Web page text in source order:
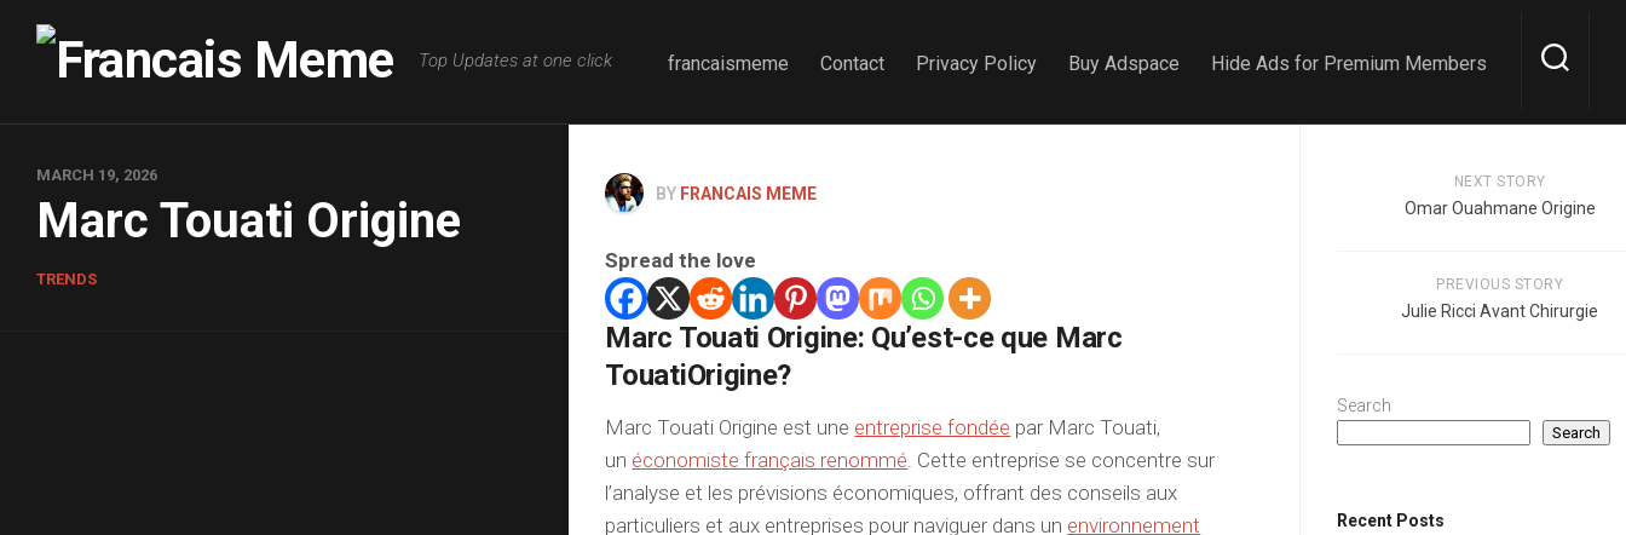
Top Updates at one click francaismeme Contact Privacy Policy Buy Adspace Hide Ads for Premium Members
MARCH 19, 2026
Marc Touati Origine
TRENDS
BY FRANCAIS MEME
Spread the love
Marc Touati Origine: Qu’est-ce que Marc
TouatiOrigine?
Marc Touati Origine est une entreprise fondée par Marc Touati,
un économiste français renommé. Cette entreprise se concentre sur
l’analyse et les prévisions économiques, offrant des conseils aux
particuliers et aux entreprises pour naviguer dans un environnement
NEXT STORY
Omar Ouahmane Origine
PREVIOUS STORY
Julie Ricci Avant Chirurgie
Search
Search
Recent Posts